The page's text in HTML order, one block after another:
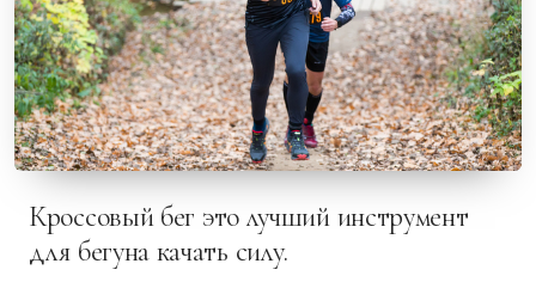
Кроссовый бег это лучший инструмент
для бегуна качать силу.